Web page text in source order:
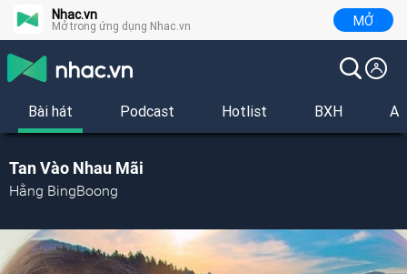
Nhac.vn
Mở trong ứng dụng Nhac.vn MỞ
Bài hát Podcast Hotlist BXH
Tan Vào Nhau Mãi
Hằng BingBoong